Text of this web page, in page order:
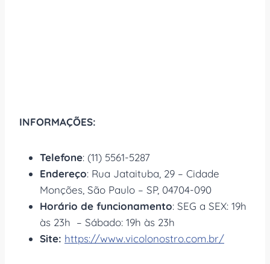
INFORMAÇÕES:
Telefone: (11) 5561-5287
Endereço: Rua Jataituba, 29 – Cidade
Monções, São Paulo – SP, 04704-090
Horário de funcionamento: SEG a SEX: 19h
às 23h – Sábado: 19h às 23h
Site: https://www.vicolonostro.com.br/